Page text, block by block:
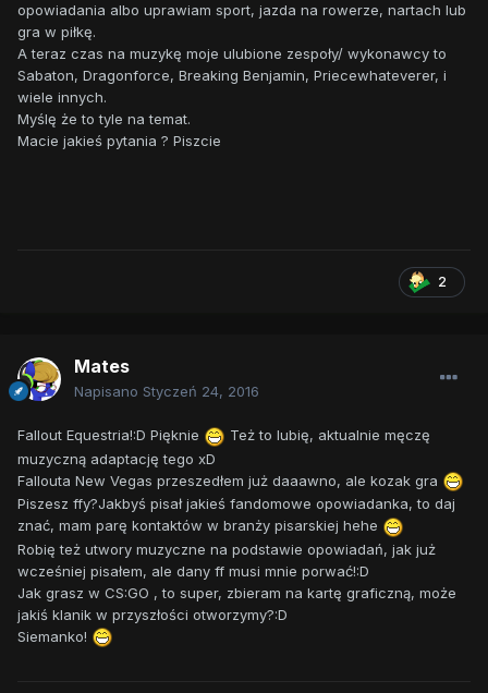
opowiadania albo uprawiam sport, jazda na rowerze, nartach lub
gra w piłkę.
A teraz czas na muzykę moje ulubione zespoły/ wykonawcy to
Sabaton, Dragonforce, Breaking Benjamin, Priecewhateverer, i
wiele innych.
Myślę że to tyle na temat.
Macie jakieś pytania ? Piszcie
2
Mates
Napisano Styczeń 24, 2016
Fallout Equestria!:D Pięknie
Też to lubię, aktualnie męczę
muzyczną adaptację tego xD
Fallouta New Vegas przeszedłem już daaawno, ale kozak gra
Piszesz ffy?Jakbyś pisał jakieś fandomowe opowiadanka, to daj
znać, mam parę kontaktów w branży pisarskiej hehe
Robię też utwory muzyczne na podstawie opowiadań, jak już
wcześniej pisałem, ale dany ff musi mnie porwać!:D
Jak grasz w CS:GO , to super, zbieram na kartę graficzną, może
jakiś klanik w przyszłości otworzymy?:D
Siemanko!